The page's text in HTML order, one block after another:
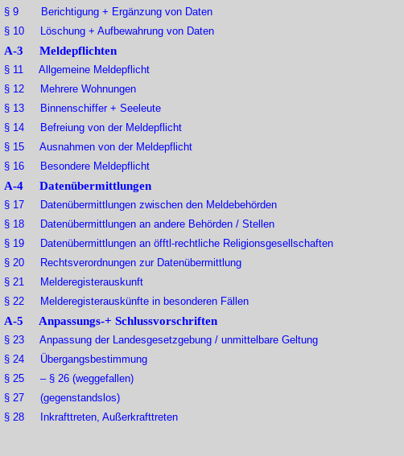
§ 9 Berichtigung + Ergänzung von Daten
§ 10 Löschung + Aufbewahrung von Daten
A-3 Meldepflichten
§ 11 Allgemeine Meldepflicht
§ 12 Mehrere Wohnungen
§ 13 Binnenschiffer + Seeleute
§ 14 Befreiung von der Meldepflicht
§ 15 Ausnahmen von der Meldepflicht
§ 16 Besondere Meldepflicht
A-4 Datenübermittlungen
§ 17 Datenübermittlungen zwischen den Meldebehörden
§ 18 Datenübermittlungen an andere Behörden / Stellen
§ 19 Datenübermittlungen an öfftl-rechtliche Religionsgesellschaften
§ 20 Rechtsverordnungen zur Datenübermittlung
§ 21 Melderegisterauskunft
§ 22 Melderegisterauskünfte in besonderen Fällen
A-5 Anpassungs-+ Schlussvorschriften
§ 23 Anpassung der Landesgesetzgebung / unmittelbare Geltung
§ 24 Übergangsbestimmung
§ 25 – § 26 (weggefallen)
§ 27 (gegenstandslos)
§ 28 Inkrafttreten, Außerkrafttreten